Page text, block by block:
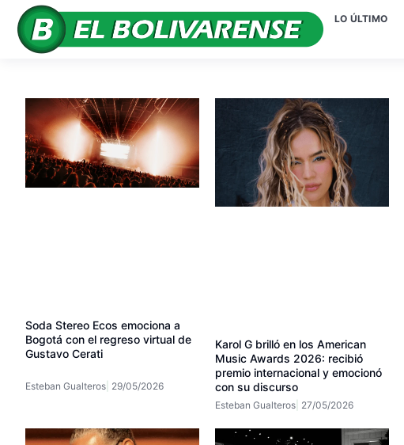
LO ÚLTIMO
Soda Stereo Ecos emociona a
Bogotá con el regreso virtual de
Gustavo Cerati
Esteban Gualteros 29/05/2026
Karol G brilló en los American
Music Awards 2026: recibió
premio internacional y emocionó
con su discurso
Esteban Gualteros 27/05/2026